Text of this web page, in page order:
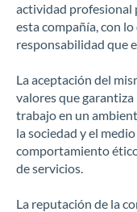
actividad profesional
esta compañía, con
responsabilidad que
La aceptación del
valores que
trabajo en un
la sociedad y el
comportamiento
de servicios.
La reputación de la